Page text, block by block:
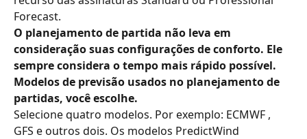
Forecast.
O planejamento de partida não leva em
consideração suas configurações de conforto. Ele
sempre considera o tempo mais rápido possível.
Modelos de previsão usados ​​no planejamento de
partidas, você escolhe.
Selecione quatro modelos. Por exemplo: ECMWF ,
GFS e outros dois. Os modelos PredictWind